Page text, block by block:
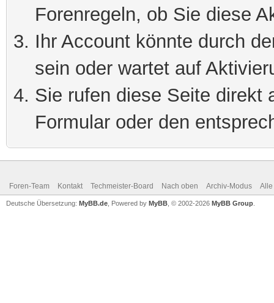
Forenregeln, ob Sie diese
Ihr Account könnte durch
sein oder wartet auf
Sie rufen diese Seite direkt
Formular oder den
Foren-Team Kontakt Techmeister-Board Nach oben Archiv-Modus Alle
Deutsche Übersetzung: MyBB.de , Powered by MyBB , © 2002-2026 MyBB Group